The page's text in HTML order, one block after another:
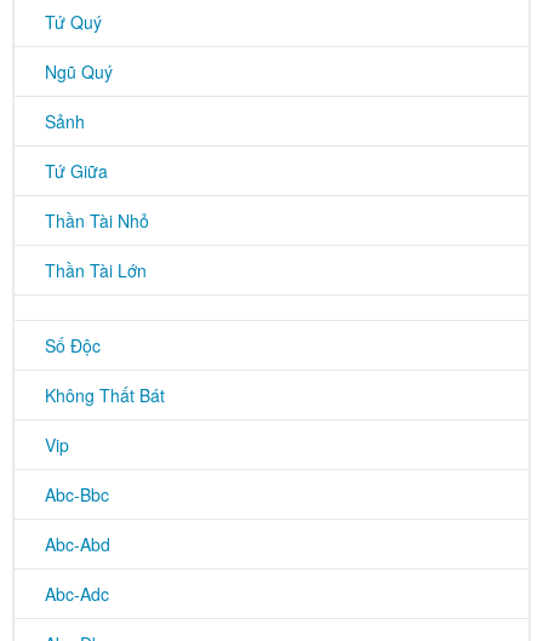
Tứ Quý
Ngũ Quý
Sảnh
Tứ Giữa
Thần Tài Nhỏ
Thần Tài Lớn
Số Độc
Không Thất Bát
Vip
Abc-Bbc
Abc-Abd
Abc-Adc